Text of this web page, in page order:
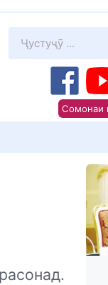
Сомонаи